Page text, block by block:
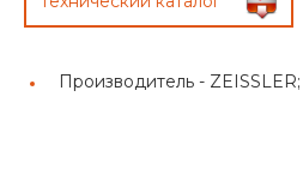
Производитель - ZEISSLER;